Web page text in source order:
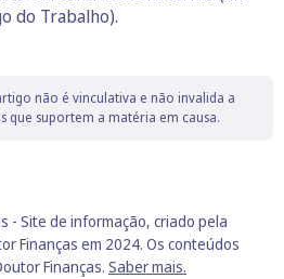
do Trabalho).
não é vinculativa e não invalida a
que suportem a matéria em causa.
- Site de informação, criado pela
Finanças em 2024. Os conteúdos
Finanças. Saber mais.